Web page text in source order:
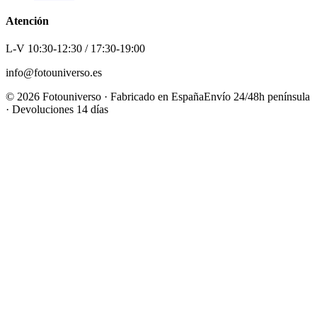
Atención
L-V 10:30-12:30 / 17:30-19:00
info@fotouniverso.es
© 2026 Fotouniverso · Fabricado en EspañaEnvío 24/48h península
· Devoluciones 14 días